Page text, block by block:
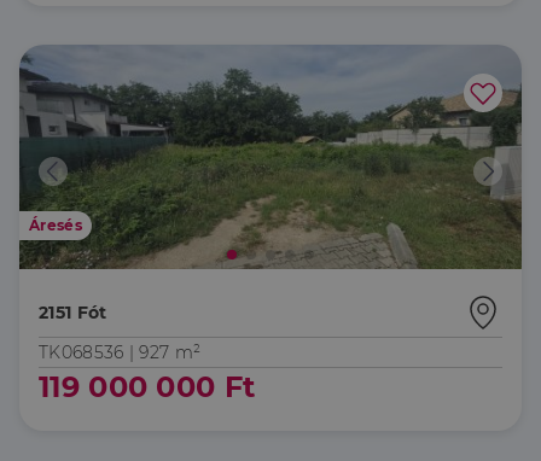
Áresés
2151 Fót
TK068536 |927 m²
119 000 000 Ft